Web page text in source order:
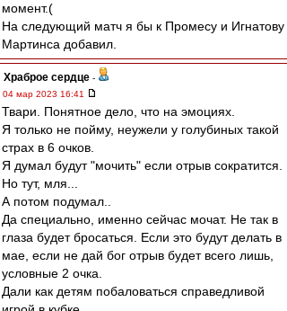
момент.(
На следующий матч я бы к Промесу и Игнатову
Мартинса добавил.
Храброе сердце -
04 мар 2023 16:41
Твари. Понятное дело, что на эмоциях.
Я только не пойму, неужели у голубиных такой
страх в 6 очков.
Я думал будут "мочить" если отрыв сократится.
Но тут, мля...
А потом подумал..
Да специально, именно сейчас мочат. Не так в
глаза будет бросаться. Если это будут делать в
мае, если не дай бог отрыв будет всего лишь,
условные 2 очка.
Дали как детям побаловаться справедливой